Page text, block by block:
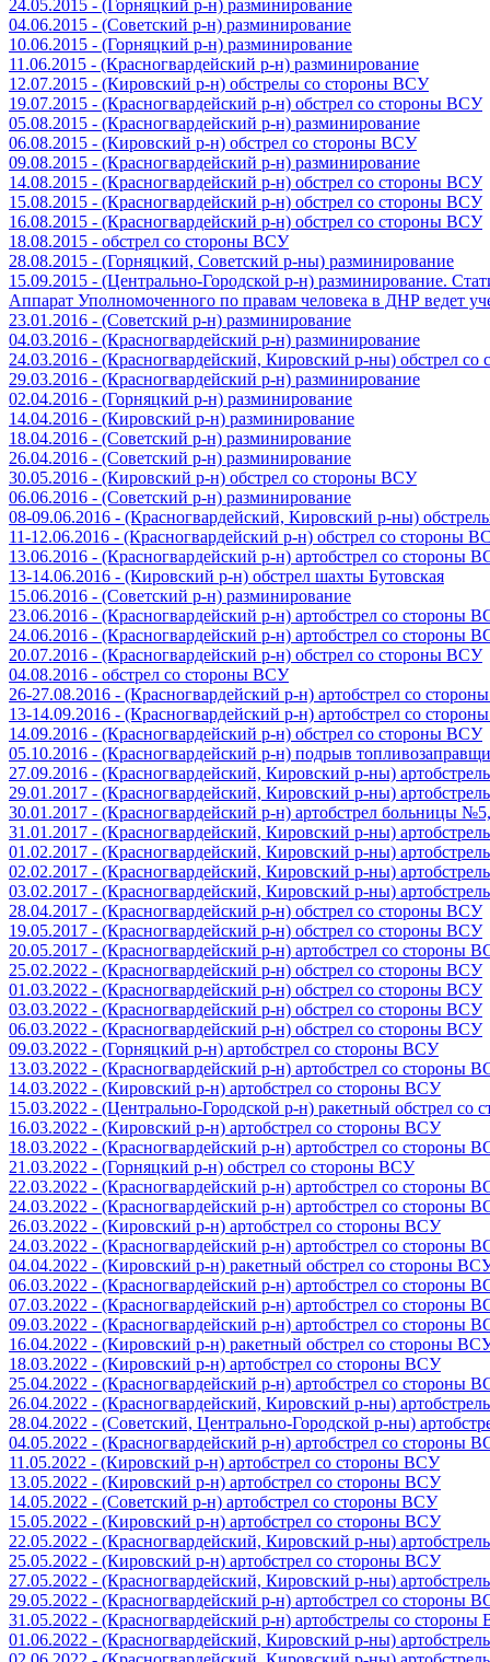
24.05.2015 - (Горняцкий р-н) разминирование
04.06.2015 - (Советский р-н) разминирование
10.06.2015 - (Горняцкий р-н) разминирование
11.06.2015 - (Красногвардейский р-н) разминирование
12.07.2015 - (Кировский р-н) обстрелы со стороны ВСУ
19.07.2015 - (Красногвардейский р-н) обстрел со стороны ВСУ
05.08.2015 - (Красногвардейский р-н) разминирование
06.08.2015 - (Кировский р-н) обстрел со стороны ВСУ
09.08.2015 - (Красногвардейский р-н) разминирование
14.08.2015 - (Красногвардейский р-н) обстрел со стороны ВСУ
15.08.2015 - (Красногвардейский р-н) обстрел со стороны ВСУ
16.08.2015 - (Красногвардейский р-н) обстрел со стороны ВСУ
18.08.2015 - обстрел со стороны ВСУ
28.08.2015 - (Горняцкий, Советский р-ны) разминирование
15.09.2015 - (Центрально-Городской р-н) разминирование.
Аппарат Уполномоченного по правам человека в ДНР ведет
23.01.2016 - (Советский р-н) разминирование
04.03.2016 - (Красногвардейский р-н) разминирование
24.03.2016 - (Красногвардейский, Кировский р-ны) обстрел
29.03.2016 - (Красногвардейский р-н) разминирование
02.04.2016 - (Горняцкий р-н) разминирование
14.04.2016 - (Кировский р-н) разминирование
18.04.2016 - (Советский р-н) разминирование
26.04.2016 - (Советский р-н) разминирование
30.05.2016 - (Кировский р-н) обстрел со стороны ВСУ
06.06.2016 - (Советский р-н) разминирование
08-09.06.2016 - (Красногвардейский, Кировский р-ны)
11-12.06.2016 - (Красногвардейский р-н) обстрел со стороны
13.06.2016 - (Красногвардейский р-н) артобстрел со стороны
13-14.06.2016 - (Кировский р-н) обстрел шахты Бутовская
15.06.2016 - (Советский р-н) разминирование
23.06.2016 - (Красногвардейский р-н) артобстрел со стороны
24.06.2016 - (Красногвардейский р-н) артобстрел со стороны
20.07.2016 - (Красногвардейский р-н) обстрел со стороны ВСУ
04.08.2016 - обстрел со стороны ВСУ
26-27.08.2016 - (Красногвардейский р-н) артобстрел со
13-14.09.2016 - (Красногвардейский р-н) артобстрел со
14.09.2016 - (Красногвардейский р-н) обстрел со стороны ВСУ
05.10.2016 - (Красногвардейский р-н) подрыв
27.09.2016 - (Красногвардейский, Кировский р-ны)
29.01.2017 - (Красногвардейский, Кировский р-ны)
30.01.2017 - (Красногвардейский р-н) артобстрел больницы
31.01.2017 - (Красногвардейский, Кировский р-ны)
01.02.2017 - (Красногвардейский, Кировский р-ны)
02.02.2017 - (Красногвардейский, Кировский р-ны)
03.02.2017 - (Красногвардейский, Кировский р-ны)
28.04.2017 - (Красногвардейский р-н) обстрел со стороны ВСУ
19.05.2017 - (Красногвардейский р-н) обстрел со стороны ВСУ
20.05.2017 - (Красногвардейский р-н) артобстрел со стороны
25.02.2022 - (Красногвардейский р-н) обстрел со стороны ВСУ
01.03.2022 - (Красногвардейский р-н) обстрел со стороны ВСУ
03.03.2022 - (Красногвардейский р-н) обстрел со стороны ВСУ
06.03.2022 - (Красногвардейский р-н) обстрел со стороны ВСУ
09.03.2022 - (Горняцкий р-н) артобстрел со стороны ВСУ
13.03.2022 - (Красногвардейский р-н) артобстрел со стороны
14.03.2022 - (Кировский р-н) артобстрел со стороны ВСУ
15.03.2022 - (Центрально-Городской р-н) ракетный обстрел со
16.03.2022 - (Кировский р-н) артобстрел со стороны ВСУ
18.03.2022 - (Красногвардейский р-н) артобстрел со стороны
21.03.2022 - (Горняцкий р-н) обстрел со стороны ВСУ
22.03.2022 - (Красногвардейский р-н) артобстрел со стороны
24.03.2022 - (Красногвардейский р-н) артобстрел со стороны
26.03.2022 - (Кировский р-н) артобстрел со стороны ВСУ
24.03.2022 - (Красногвардейский р-н) артобстрел со стороны
04.04.2022 - (Кировский р-н) ракетный обстрел со стороны
06.03.2022 - (Красногвардейский р-н) артобстрел со стороны
07.03.2022 - (Красногвардейский р-н) артобстрел со стороны
09.03.2022 - (Красногвардейский р-н) артобстрел со стороны
16.04.2022 - (Кировский р-н) ракетный обстрел со стороны
18.03.2022 - (Кировский р-н) артобстрел со стороны ВСУ
25.04.2022 - (Красногвардейский р-н) артобстрел со стороны
26.04.2022 - (Красногвардейский, Кировский р-ны)
28.04.2022 - (Советский, Центрально-Городской р-ны)
04.05.2022 - (Красногвардейский р-н) артобстрел со стороны
11.05.2022 - (Кировский р-н) артобстрел со стороны ВСУ
13.05.2022 - (Кировский р-н) артобстрел со стороны ВСУ
14.05.2022 - (Советский р-н) артобстрел со стороны ВСУ
15.05.2022 - (Кировский р-н) артобстрел со стороны ВСУ
22.05.2022 - (Красногвардейский, Кировский р-ны)
25.05.2022 - (Кировский р-н) артобстрел со стороны ВСУ
27.05.2022 - (Красногвардейский, Кировский р-ны)
29.05.2022 - (Красногвардейский р-н) артобстрел со стороны
31.05.2022 - (Красногвардейский р-н) артобстрелы со
01.06.2022 - (Красногвардейский, Кировский р-ны)